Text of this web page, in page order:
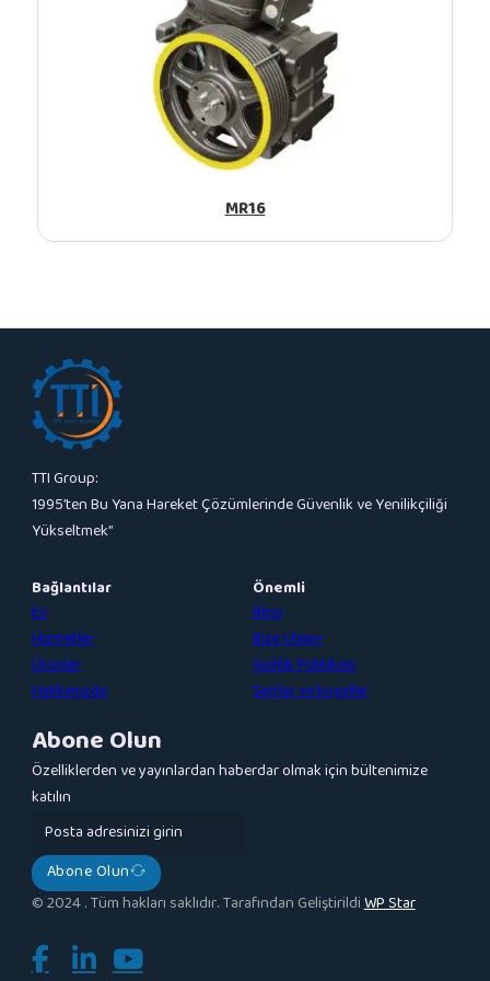
MR16
TTI Group:
1995’ten Bu Yana Hareket Çözümlerinde Güvenlik ve Yenilikçiliği
Yükseltmek”
Bağlantılar
Ev
Hizmetler
Ürünler
Hakkımızda
Önemli
Blog
Bize Ulaşın
Gizlilik Politikası
Şartlar ve koşullar
Abone Olun
Özelliklerden ve yayınlardan haberdar olmak için bültenimize
katılın
Abone Olun
© 2024 . Tüm hakları saklıdır. Tarafından GeliştirildiWP Star